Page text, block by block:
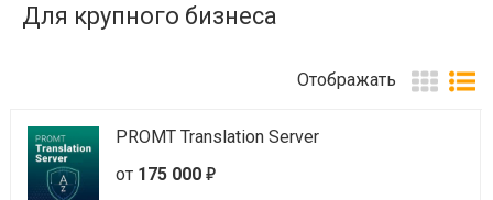
Для крупного бизнеса
Отображать
PROMT Translation Server
от 175 000 е